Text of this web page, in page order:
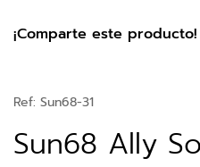
¡Comparte este producto!
Ref: Sun68-31
Sun68 Ally